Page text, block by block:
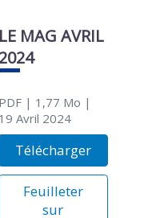
LE MAG AVRIL
2024
PDF| 1,77 Mo |
19 Avril 2024
Télécharger
Feuilleter
sur